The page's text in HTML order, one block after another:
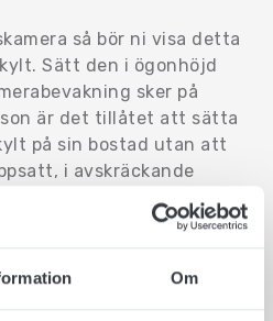
Om
så bör ni visa detta
Sätt den i ögonhöjd
sker på
är det tillåtet att sätta
på sin bostad utan att
i avskräckande
och vi erbjuder ett
så ni kan sätta upp